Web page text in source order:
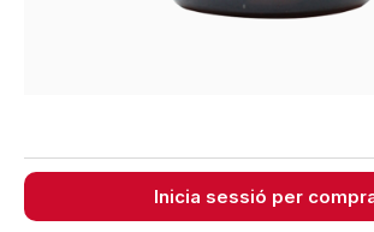
Inicia sessió per